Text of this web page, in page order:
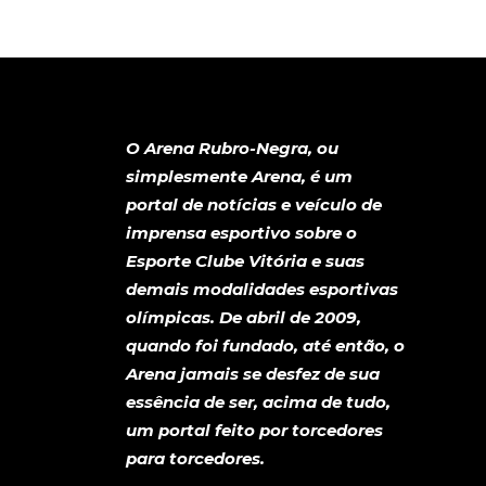
O Arena Rubro-Negra, ou
simplesmente Arena, é um
portal de notícias e veículo de
imprensa esportivo sobre o
Esporte Clube Vitória e suas
demais modalidades esportivas
olímpicas. De abril de 2009,
quando foi fundado, até então, o
Arena jamais se desfez de sua
essência de ser, acima de tudo,
um portal feito por torcedores
para torcedores.